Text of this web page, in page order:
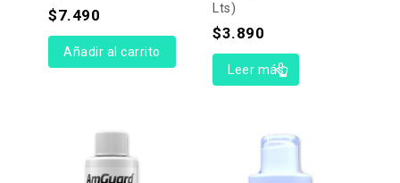
$7.490
Añadir al carrito
Lts)
$3.890
Leer más